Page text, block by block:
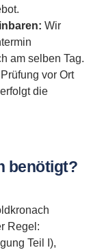
Wir
am selben Tag.
vor Ort
die
benötigt?
Regel:
Teil I),